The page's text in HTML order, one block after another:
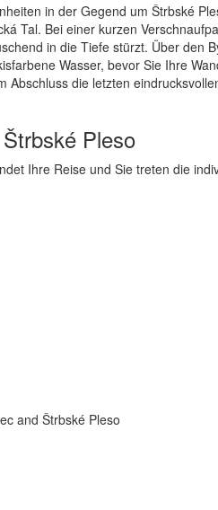
in der Gegend um Štrbské
Tal. Bei einer kurzen
in die Tiefe stürzt. Über den
Wasser, bevor Sie Ihre
die letzten
Pleso
Ihre Reise und Sie treten die
and Štrbské Pleso